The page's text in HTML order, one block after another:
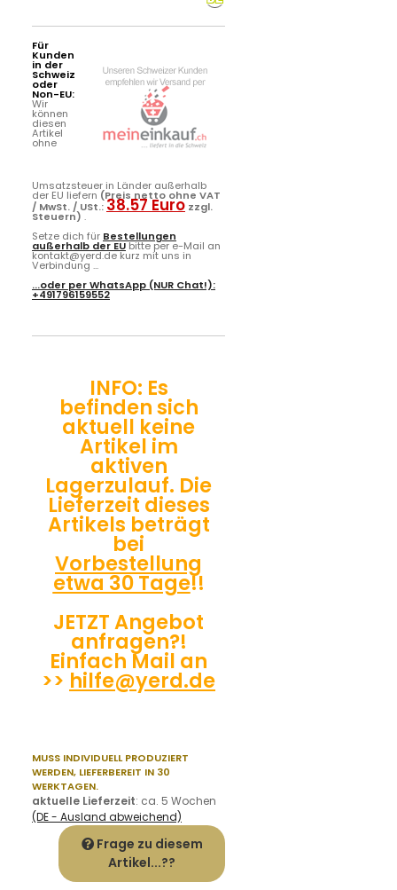
Für
Kunden
in der
Schweiz
oder
Non-EU:
Wir
können
diesen
Artikel
ohne
Umsatzsteuer in Länder außerhalb
der EU liefern (Preis netto ohne VAT
/ MwSt. / USt.:38.57 Euro zzgl.
Steuern) .
Setze dich für Bestellungen
außerhalb der EUbitte per e-Mail an
kontakt@yerd.de kurz mit uns in
Verbindung ...
...oder perWhatsApp (NUR Chat!):
+491796159552
INFO: Es
befinden sich
aktuell keine
Artikel im
aktiven
Lagerzulauf. Die
Lieferzeit dieses
Artikels beträgt
bei
Vorbestellung
etwa 30 Tage!!
JETZT Angebot
anfragen?!
Einfach Mail an
>> hilfe@yerd.de
MUSS INDIVIDUELL PRODUZIERT
WERDEN, LIEFERBEREIT IN 30
WERKTAGEN.
aktuelle Lieferzeit: ca. 5 Wochen
(DE - Ausland abweichend)
Frage zu diesem
Artikel...??